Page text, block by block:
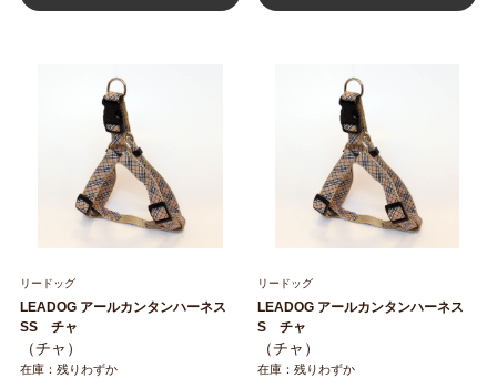
リードッグ
LEADOG アールカンタンハーネス
SS チャ
（チャ）
在庫：残りわずか
リードッグ
LEADOG アールカンタンハーネス
S チャ
（チャ）
在庫：残りわずか